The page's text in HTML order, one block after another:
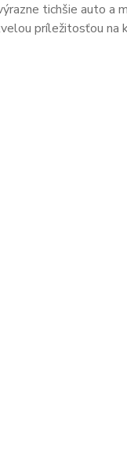
tichšie auto a
príležitosťou na